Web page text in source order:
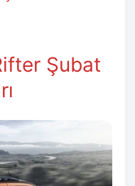
Şubat